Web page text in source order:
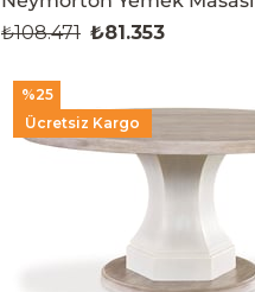
₺81.353
₺108.471
Ücretsiz Kargo
%25